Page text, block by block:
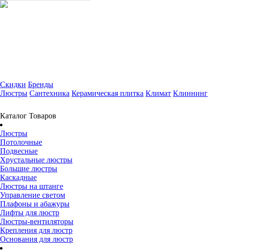
Скидки Бренды
Люстры Сантехника Керамическая плитка Климат Клиннинг
Каталог Товаров
Люстры
Потолочные
Подвесные
Хрустальные люстры
Большие люстры
Каскадные
Люстры на штанге
Управление светом
Плафоны и абажуры
Лифты для люстр
Люстры-вентиляторы
Крепления для люстр
Основания для люстр